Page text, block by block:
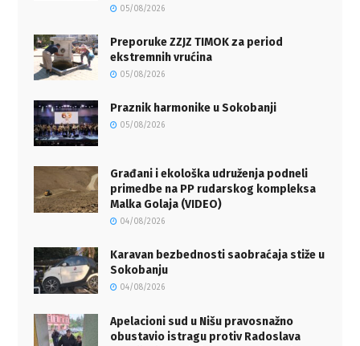
05/08/2026
Preporuke ZZJZ TIMOK za period
ekstremnih vrućina
05/08/2026
Praznik harmonike u Sokobanji
05/08/2026
Građani i ekološka udruženja podneli
primedbe na PP rudarskog kompleksa
Malka Golaja (VIDEO)
04/08/2026
Karavan bezbednosti saobraćaja stiže u
Sokobanju
04/08/2026
Apelacioni sud u Nišu pravosnažno
obustavio istragu protiv Radoslava